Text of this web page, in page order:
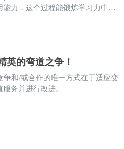
力，这个过程能锻炼学习力中的
英的弯道之争！
争和/或合作的唯一方式在于适应变
务并进行改进。